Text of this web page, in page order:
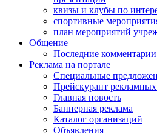
квизы и клубы по
спортивные
план мероприятий
Общение
Последние комментарии
Реклама на портале
Специальные
Прейскурант рекламных
Главная новость
Баннерная реклама
Каталог организаций
Объявления